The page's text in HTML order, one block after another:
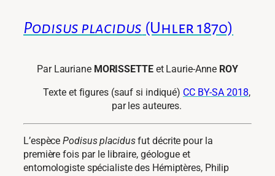
Podisus placidus (Uhler 1870)
Par Lauriane MORISSETTEet Laurie-Anne ROY
Texte et figures (sauf si indiqué) CC BY-SA 2018,
par les auteures.
L’espècePodisus placidusfut décrite pour la
première fois par le libraire, géologue et
entomologiste spécialiste des Hémiptères, Philip